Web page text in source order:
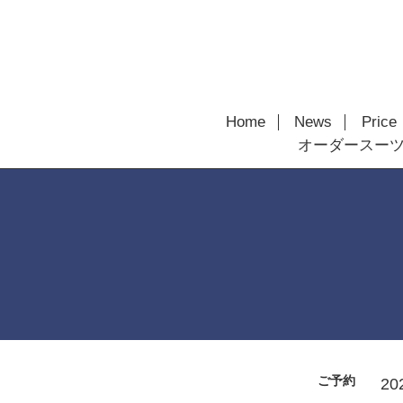
Home News
Price
オーダースー
ご予約